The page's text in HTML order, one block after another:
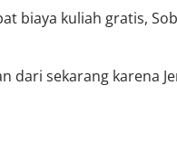
biaya kuliah gratis,
dari sekarang karena